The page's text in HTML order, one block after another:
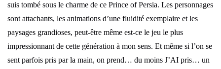
suis tombé sous le charme de ce Prince of Persia. Les personnages
sont attachants, les animations d’une fluidité exemplaire et les
paysages grandioses, peut-être même est-ce le jeu le plus
impressionnant de cette génération à mon sens. Et même si l’on se
sent parfois pris par la main, on prend… du moins J’AI pris… un